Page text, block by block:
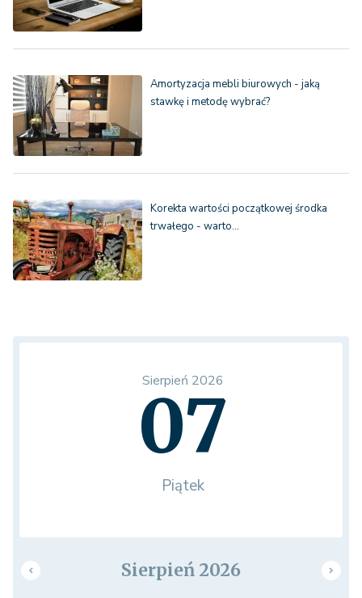
Amortyzacja mebli biurowych - jaką
stawkę i metodę wybrać?
Korekta wartości początkowej środka
trwałego - warto…
Sierpień 2026
07
Piątek
Sierpień 2026